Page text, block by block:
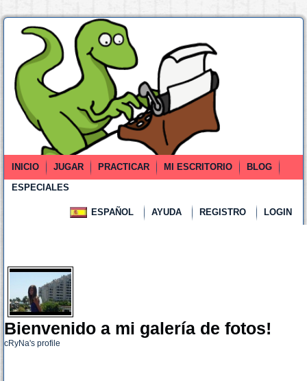
INICIO JUGAR PRACTICAR MI ESCRITORIO
BLOG
ESPECIALES
ESPAÑOL AYUDA REGISTRO LOGIN
Bienvenido a mi galería de fotos!
cRyNa's profile